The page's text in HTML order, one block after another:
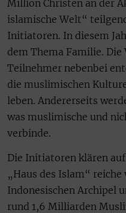
Million Christen an der
islamische Welt“
Initiatoren. In diesem
dem Thema Familie.
Teilnehmer nebenbei
die muslimischen
leben. Andererseits
was muslimische und
verbinde.
Die Initiatoren klären
„Haus des Islam“
Indonesischen Archipel
rund 1,6 Milliarden